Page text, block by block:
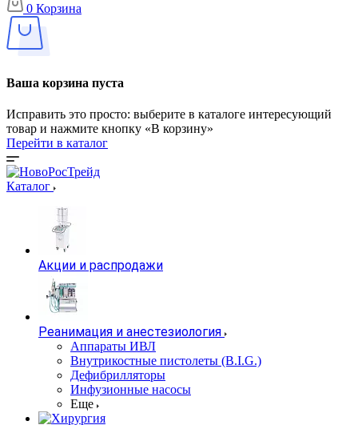
0 Корзина
Ваша корзина пуста
Исправить это просто: выберите в каталоге интересующий
товар и нажмите кнопку «В корзину»
Перейти в каталог
Каталог
Акции и распродажи
Реанимация и анестезиология
Аппараты ИВЛ
Внутрикостные пистолеты (B.I.G.)
Дефибрилляторы
Инфузионные насосы
Еще